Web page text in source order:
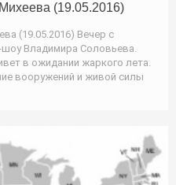
(19.05.2016)
(19.05.2016) Вечер с
Владимира Соловьева.
в ожидании жаркого лета.
вооружений и живой силы